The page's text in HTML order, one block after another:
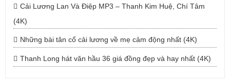
Cải Lương Lan Và Điệp MP3 – Thanh Kim Huệ, Chí Tâm
(4K)
Những bài tân cổ cải lương về mẹ cảm động nhất (4K)
Thanh Long hát văn hầu 36 giá đồng đẹp và hay nhất (4K)